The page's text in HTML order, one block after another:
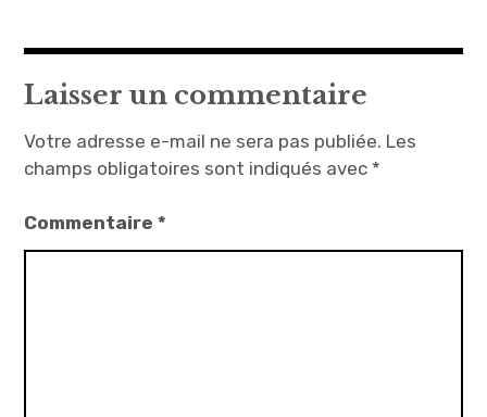
Laisser un commentaire
Votre adresse e-mail ne sera pas publiée. Les
champs obligatoires sont indiqués avec *
Commentaire*